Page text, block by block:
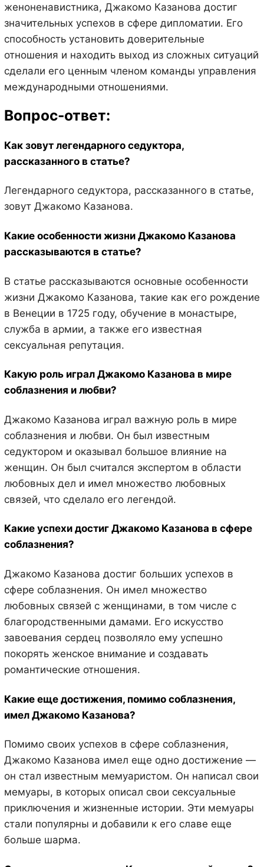
женоненавистника, Джакомо Казанова достиг
значительных успехов в сфере дипломатии. Его
способность установить доверительные
отношения и находить выход из сложных ситуаций
сделали его ценным членом команды управления
международными отношениями.
Вопрос-ответ:
Как зовут легендарного седуктора,
рассказанного в статье?
Легендарного седуктора, рассказанного в статье,
зовут Джакомо Казанова.
Какие особенности жизни Джакомо Казанова
рассказываются в статье?
В статье рассказываются основные особенности
жизни Джакомо Казанова, такие как его рождение
в Венеции в 1725 году, обучение в монастыре,
служба в армии, а также его известная
сексуальная репутация.
Какую роль играл Джакомо Казанова в мире
соблазнения и любви?
Джакомо Казанова играл важную роль в мире
соблазнения и любви. Он был известным
седуктором и оказывал большое влияние на
женщин. Он был считался экспертом в области
любовных дел и имел множество любовных
связей, что сделало его легендой.
Какие успехи достиг Джакомо Казанова в сфере
соблазнения?
Джакомо Казанова достиг больших успехов в
сфере соблазнения. Он имел множество
любовных связей с женщинами, в том числе с
благородственными дамами. Его искусство
завоевания сердец позволяло ему успешно
покорять женское внимание и создавать
романтические отношения.
Какие еще достижения, помимо соблазнения,
имел Джакомо Казанова?
Помимо своих успехов в сфере соблазнения,
Джакомо Казанова имел еще одно достижение —
он стал известным мемуаристом. Он написал свои
мемуары, в которых описал свои сексуальные
приключения и жизненные истории. Эти мемуары
стали популярны и добавили к его славе еще
больше шарма.